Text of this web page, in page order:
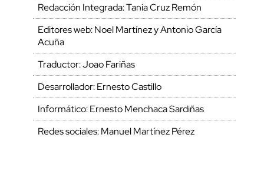
Redacción Integrada: Tania Cruz Remón
Editores web: Noel Martínez y Antonio García
Acuña
Traductor: Joao Fariñas
Desarrollador: Ernesto Castillo
Informático: Ernesto Menchaca Sardiñas
Redes sociales: Manuel Martínez Pérez